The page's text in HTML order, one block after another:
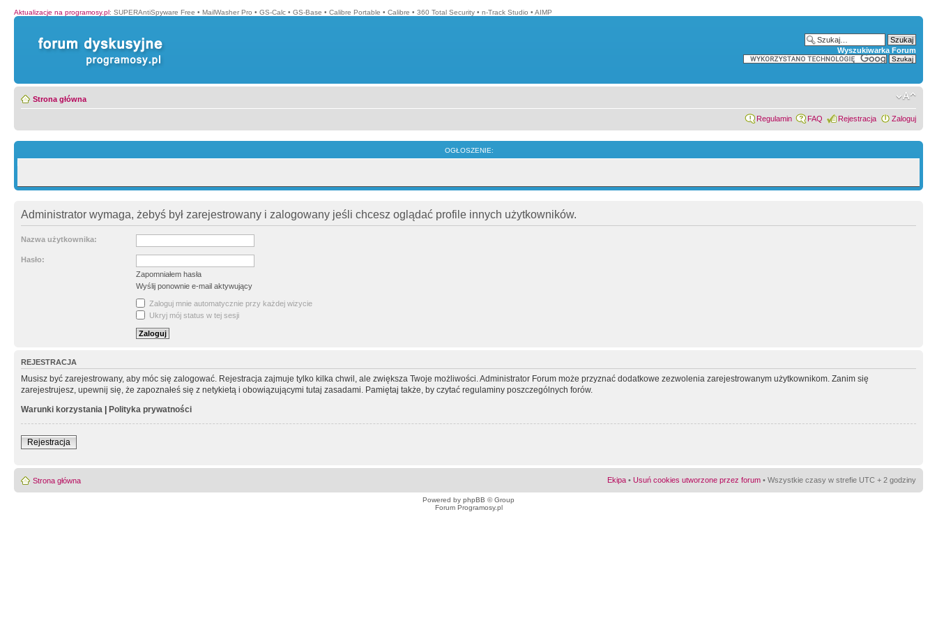
Aktualizacje na programosy.pl: SUPERAntiSpyware Free • MailWasher Pro • GS-Calc • GS-Base • Calibre Portable • Calibre • 360 Total Security • n-Track Studio • AIMP
Wyszukiwarka Forum
Strona główna
Regulamin FAQ Rejestracja Zaloguj
OGŁOSZENIE:
Administrator wymaga, żebyś był zarejestrowany i zalogowany jeśli chcesz oglądać profile innych użytkowników.
Nazwa użytkownika:
Hasło:
Zapomniałem hasła
Wyślij ponownie e-mail aktywujący
Zaloguj mnie automatycznie przy każdej wizycie
Ukryj mój status w tej sesji
REJESTRACJA
Musisz być zarejestrowany, aby móc się zalogować. Rejestracja zajmuje tylko kilka chwil, ale zwiększa Twoje możliwości. Administrator Forum może przyznać dodatkowe zezwolenia zarejestrowanym użytkownikom. Zanim się
zarejestrujesz, upewnij się, że zapoznałeś się z netykietą i obowiązującymi tutaj zasadami. Pamiętaj także, by czytać regulaminy poszczególnych forów.
Warunki korzystania | Polityka prywatności
Rejestracja
Strona główna Ekipa • Usuń cookies utworzone przez forum • Wszystkie czasy w strefie UTC + 2 godziny
Powered by phpBB © Group
Forum Programosy.pl